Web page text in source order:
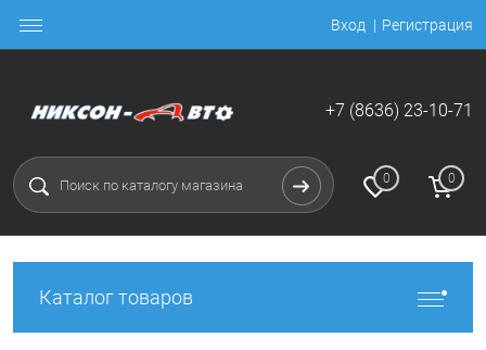
Вход Регистрация
+7 (8636) 23-10-71
0 0
Каталог товаров